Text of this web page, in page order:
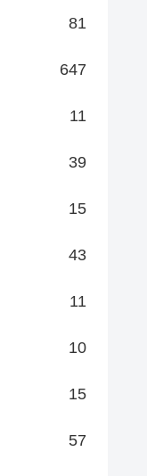
81
647
11
39
15
43
11
10
15
57